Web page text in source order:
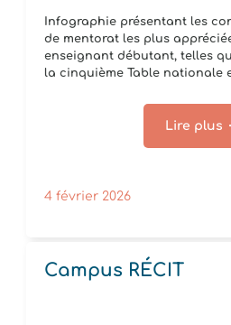
Infographie présentant les
de mentorat les plus
enseignant débutant, telles
la cinquième Table nationale
Lire plus
4 février 2026
Campus RÉCIT